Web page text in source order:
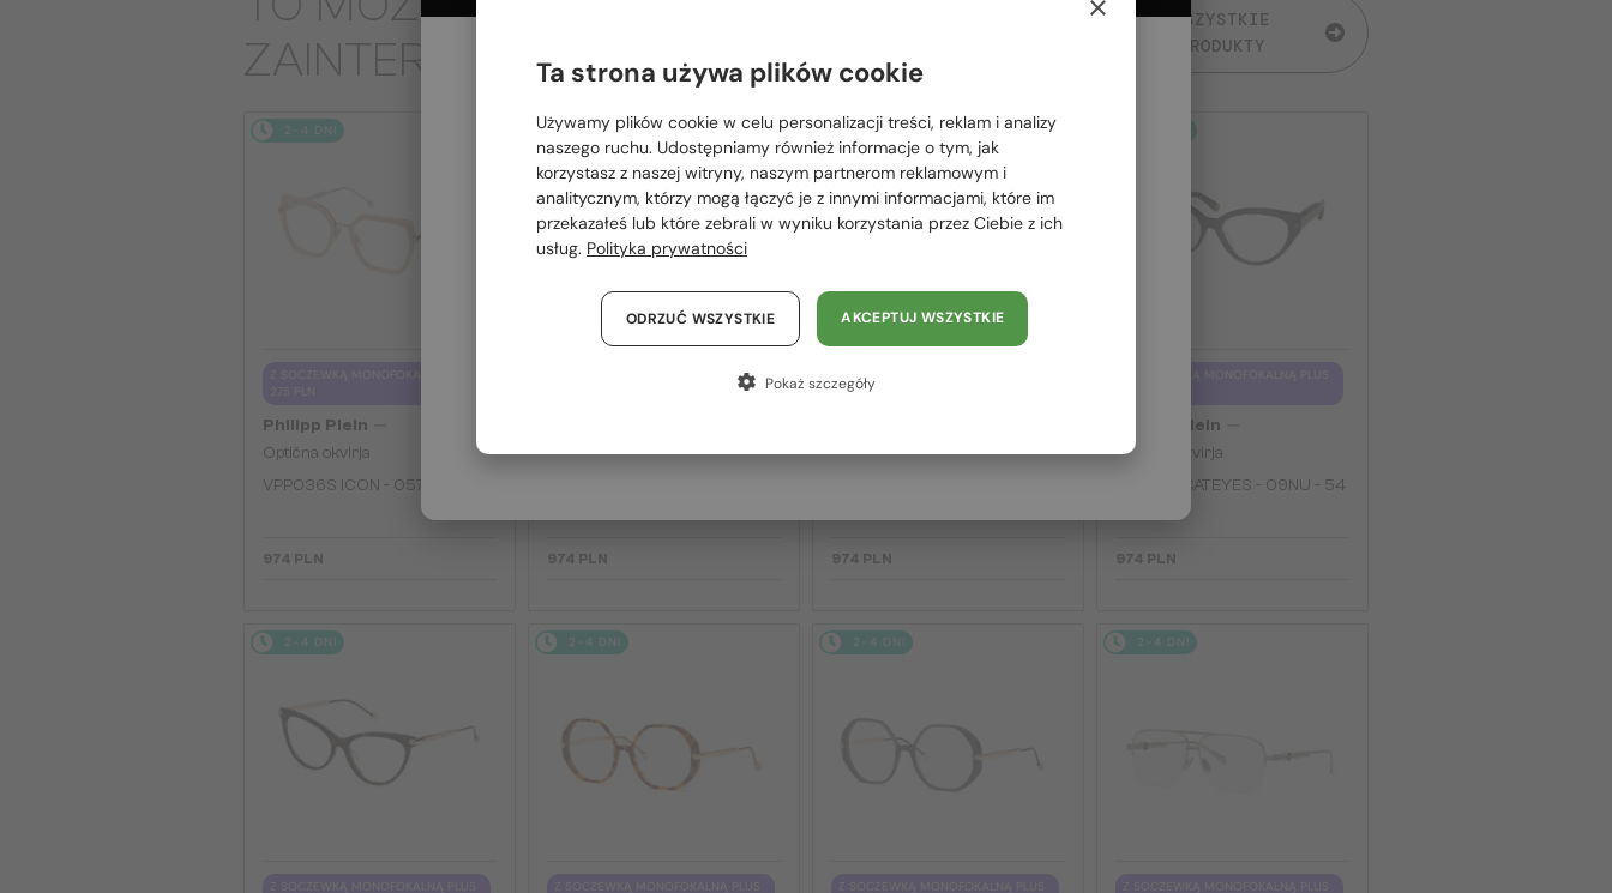
ZAINTERESOWAĆ
WSZYSTKIE
PRODUKTY
2-4 DNI
Philipp Plein
Optična okvirja
VPP036S ICON - 0579 - 54
974 PLN
2-4 DNI
Z SOCZEWKĄ MONOFOKALNĄ PLUS
Optična okvirja
974 PLN
2-4 DNI
Z SOCZEWKĄ MONOFOKALNĄ PLUS
275 PLN
Optična okvirja
974 PLN
Philipp Plein
Optična okvirja
VPP052 CATEYES - 09NU - 54
974 PLN
2-4 DNI 2-4 DNI 2-4 DNI 2-4 DNI
Proszę wybierz z listy odpowiedni dla Ciebie kraj:
Polska / PL
România / RO
Magyarország / HU
Austria / AT
Francja / FR
Ta strona używa plików cookie
Używamy plików cookie w celu personalizacji treści, reklam i analizy
naszego ruchu. Udostępniamy również informacje o tym, jak
korzystasz z naszej witryny, naszym partnerom reklamowym i
analitycznym, którzy mogą łączyć je z innymi informacjami, które im
przekazałeś lub które zebrali w wyniku korzystania przez Ciebie z ich
usług. Polityka prywatności
AKCEPTUJ WSZYSTKIE
ODRZUĆ WSZYSTKIE
Pokaż szczegóły